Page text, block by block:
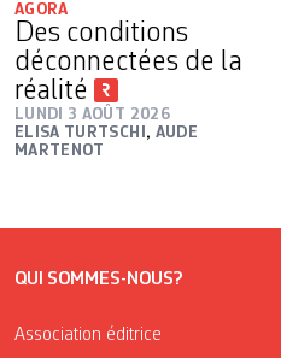
AGORA
Des conditions
déconnectées de la
réalité
LUNDI 3 AOÛT 2026
ELISA TURTSCHI , AUDE
MARTENOT
QUI SOMMES-NOUS?
Association éditrice